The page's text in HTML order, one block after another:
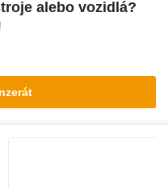
alebo vozidlá?